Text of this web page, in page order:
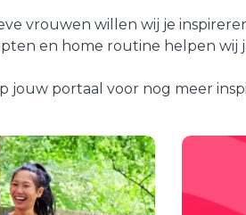
vrouwen willen wij je
en home routine helpen wij
jouw portaal voor nog meer